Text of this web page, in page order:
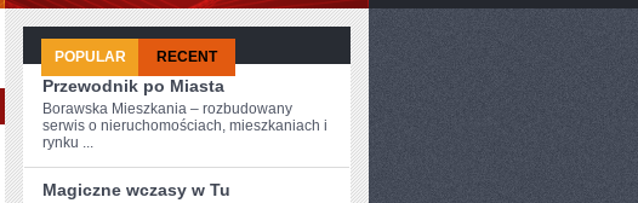
POPULAR RECENT
Przewodnik po Miasta
Borawska Mieszkania – rozbudowany
serwis o nieruchomościach, mieszkaniach i
rynku ...
Magiczne wczasy w Tu